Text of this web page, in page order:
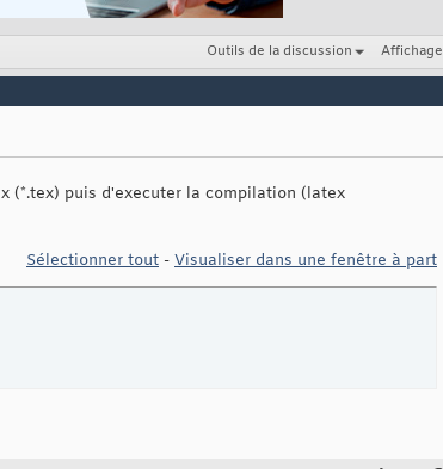
Outils de la discussion Affichage
(*.tex) puis d'executer la compilation (latex
Sélectionner tout - Visualiser dans une fenêtre à part